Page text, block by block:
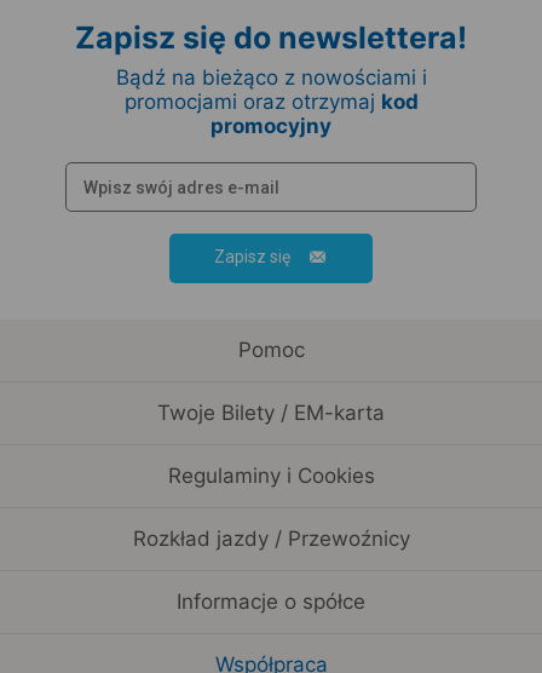
Zapisz się do newslettera!
Bądź na bieżąco z nowościami i
promocjami oraz otrzymaj kod
promocyjny
Zapisz się
Pomoc
Twoje Bilety / EM-karta
Regulaminy i Cookies
Rozkład jazdy / Przewoźnicy
Informacje o spółce
Współpraca